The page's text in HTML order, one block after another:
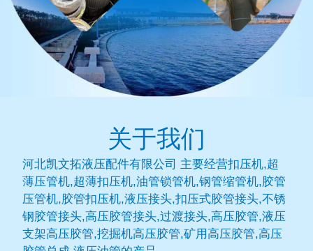
关于我们
河北凯文拓液压配件有限公司 主要经营扣压机,超
薄压管机,超薄扣压机,油管锁管机,钢管缩管机,胶管
压管机,胶管扣压机,液压接头,扣压式胶管接头,不锈
钢胶管接头,高压胶管接头,过渡接头,高压胶管,液压
支架高压胶管,挖掘机高压胶管,矿用高压胶管,高压